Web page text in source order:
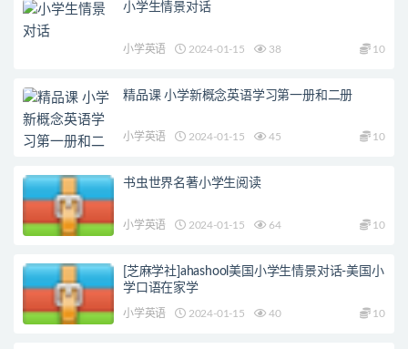
小学生情景对话
小学英语 2024-01-15 38 10
精品课 小学新概念英语学习第一册和二册
小学英语 2024-01-15 45 10
书虫世界名著小学生阅读
小学英语 2024-01-15 64 10
[芝麻学社]ahashool美国小学生情景对话-美国小
学口语在家学
小学英语 2024-01-15 40 10